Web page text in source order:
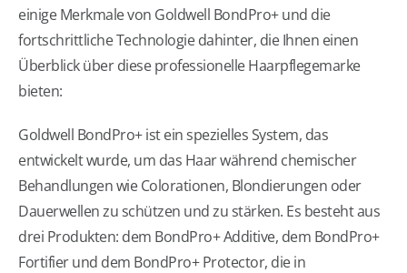
einige Merkmale von Goldwell BondPro+ und die
fortschrittliche Technologie dahinter, die Ihnen einen
Überblick über diese professionelle Haarpflegemarke
bieten:
Goldwell BondPro+ ist ein spezielles System, das
entwickelt wurde, um das Haar während chemischer
Behandlungen wie Colorationen, Blondierungen oder
Dauerwellen zu schützen und zu stärken. Es besteht aus
drei Produkten: dem BondPro+ Additive, dem BondPro+
Fortifier und dem BondPro+ Protector, die in